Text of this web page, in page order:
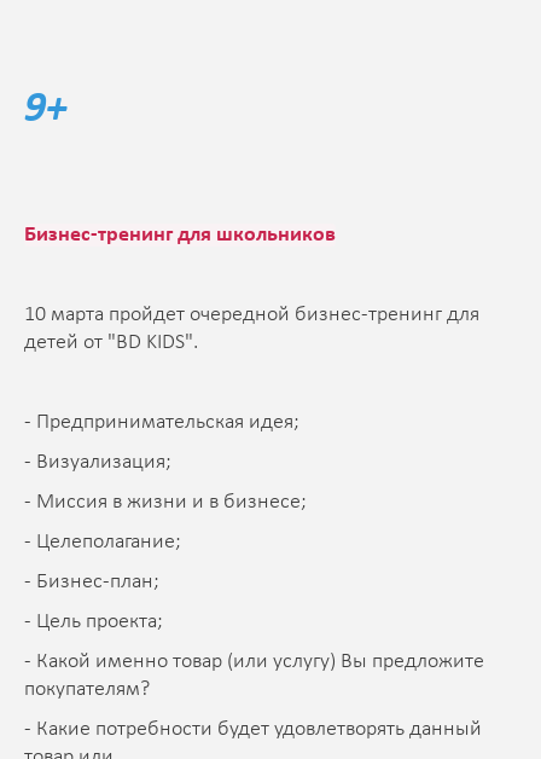
9+
Бизнес-тренинг для школьников
10 марта пройдет очередной бизнес-тренинг для
детей от "BD KIDS".
- Предпринимательская идея;
- Визуализация;
- Миссия в жизни и в бизнесе;
- Целеполагание;
- Бизнес-план;
- Цель проекта;
- Какой именно товар (или услугу) Вы предложите
покупателям?
- Какие потребности будет удовлетворять данный